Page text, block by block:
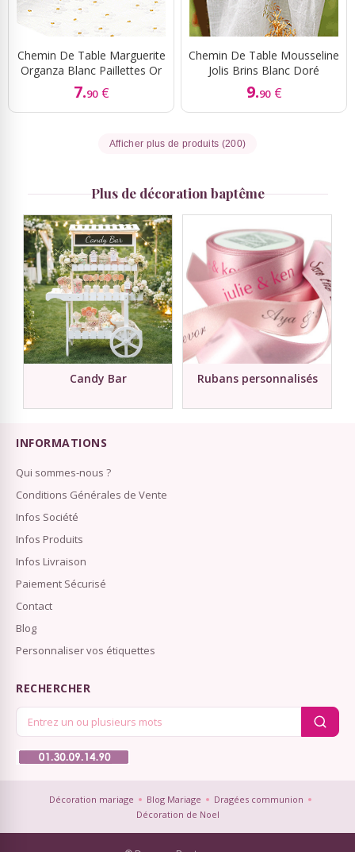
Chemin De Table Marguerite
Organza Blanc Paillettes Or
7.90 €
Chemin De Table Mousseline
Jolis Brins Blanc Doré
9.90 €
Afficher plus de produits (200)
Plus de décoration baptême
Candy Bar Rubans personnalisés
INFORMATIONS
Qui sommes-nous ?
Conditions Générales de Vente
Infos Société
Infos Produits
Infos Livraison
Paiement Sécurisé
Contact
Blog
Personnaliser vos étiquettes
RECHERCHER
Décoration mariage Blog Mariage
Dragées communion
Décoration de Noel